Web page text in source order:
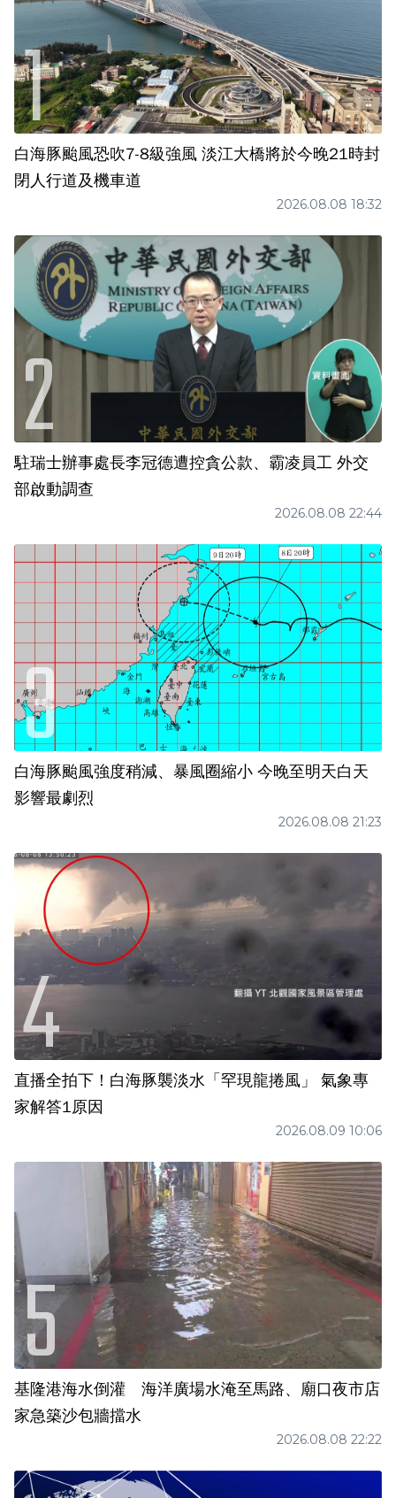
白海豚颱風恐吹7-8級強風 淡江大橋將於今晚21時封
閉人行道及機車道
2026.08.08 18:32
駐瑞士辦事處長李冠德遭控貪公款、霸凌員工 外交
部啟動調查
2026.08.08 22:44
白海豚颱風強度稍減、暴風圈縮小 今晚至明天白天
影響最劇烈
2026.08.08 21:23
直播全拍下！白海豚襲淡水「罕現龍捲風」 氣象專
家解答1原因
2026.08.09 10:06
基隆港海水倒灌 海洋廣場水淹至馬路、廟口夜市店
家急築沙包牆擋水
2026.08.08 22:22